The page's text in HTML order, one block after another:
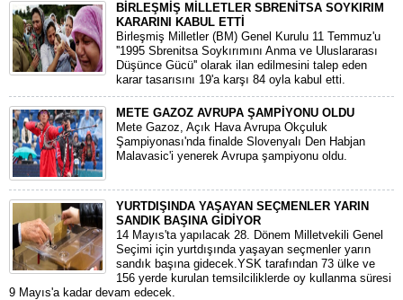
BİRLEŞMİŞ MİLLETLER SBRENİTSA SOYKIRIM
KARARINI KABUL ETTİ
Birleşmiş Milletler (BM) Genel Kurulu 11 Temmuz'u
''1995 Sbrenitsa Soykırımını Anma ve Uluslararası
Düşünce Gücü'' olarak ilan edilmesini talep eden
karar tasarısını 19'a karşı 84 oyla kabul etti.
METE GAZOZ AVRUPA ŞAMPİYONU OLDU
Mete Gazoz, Açık Hava Avrupa Okçuluk
Şampiyonası'nda finalde Slovenyalı Den Habjan
Malavasic'i yenerek Avrupa şampiyonu oldu.
YURTDIŞINDA YAŞAYAN SEÇMENLER YARIN
SANDIK BAŞINA GİDİYOR
14 Mayıs'ta yapılacak 28. Dönem Milletvekili Genel
Seçimi için yurtdışında yaşayan seçmenler yarın
sandık başına gidecek.YSK tarafından 73 ülke ve
156 yerde kurulan temsilciliklerde oy kullanma süresi
9 Mayıs'a kadar devam edecek.